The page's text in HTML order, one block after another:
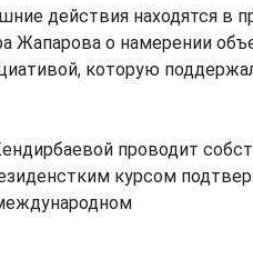
действия находятся в
Жапарова о намерении
которую
проводит
курсом